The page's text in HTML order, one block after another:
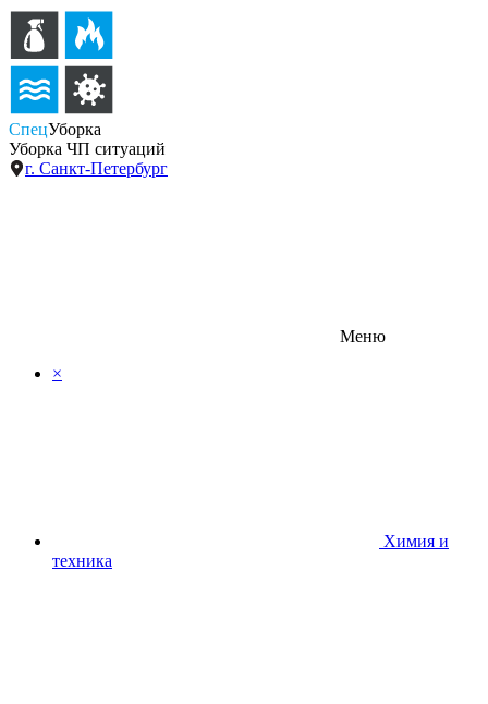
СпецУборка
Уборка ЧП ситуаций
г. Санкт-Петербург
Меню
×
Химия и
техника